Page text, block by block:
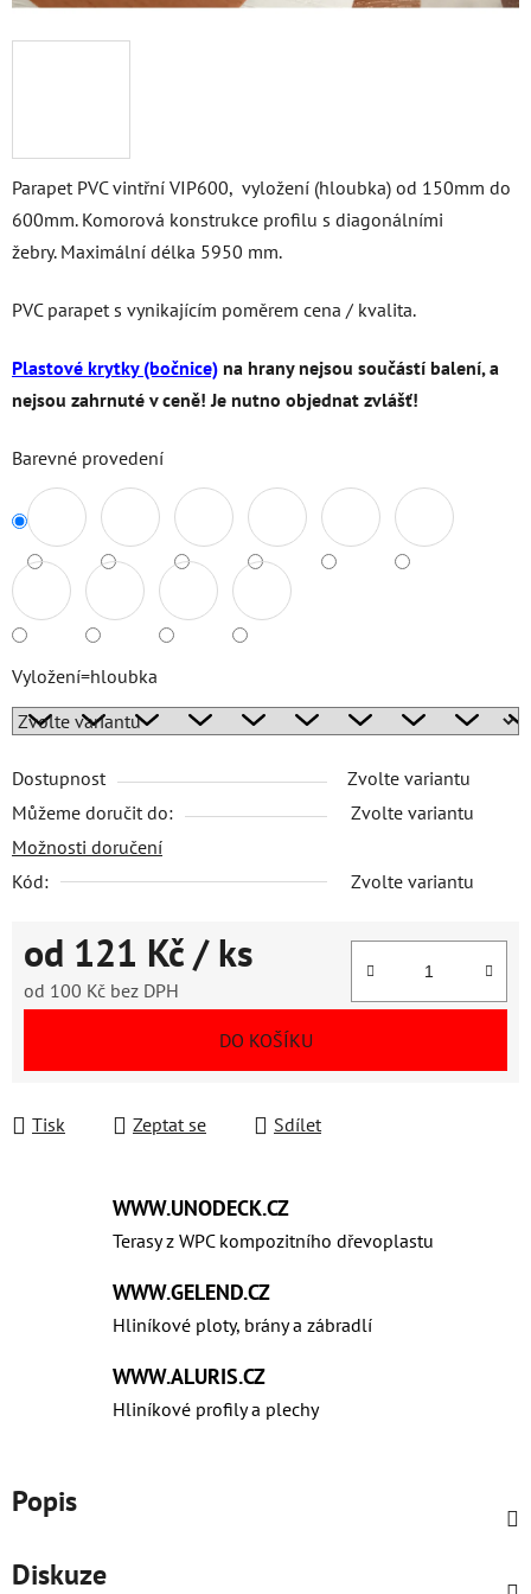
Parapet PVC vintřní VIP600, vyložení (hloubka) od 150mm do
600mm. Komorová konstrukce profilu s diagonálními
žebry. Maximální délka 5950 mm.
PVC parapet s vynikajícím poměrem cena / kvalita.
Plastové krytky (bočnice) na hrany nejsou součástí balení, a
nejsou zahrnuté v ceně! Je nutno objednat zvlášť!
Barevné provedení
Vyložení=hloubka
Dostupnost
Zvolte variantu
Můžeme doručit do:
Zvolte variantu
Možnosti doručení
Kód:
Zvolte variantu
od 121 Kč/ ks
od 100 Kč bez DPH
DO KOŠÍKU
Tisk Zeptat se Sdílet
WWW.UNODECK.CZ
Terasy z WPC kompozitního dřevoplastu
WWW.GELEND.CZ
Hliníkové ploty, brány a zábradlí
WWW.ALURIS.CZ
Hliníkové profily a plechy
Popis
Diskuze